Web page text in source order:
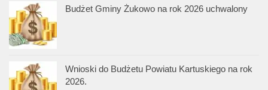
Budżet Gminy Żukowo na rok 2026 uchwalony
Wnioski do Budżetu Powiatu Kartuskiego na rok
2026.